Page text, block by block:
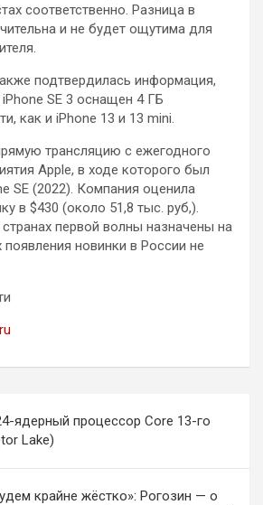
соответственно. Разница в
и не будет ощутима для
подтвердилась информация,
SE 3 оснащен 4 ГБ
как и iPhone 13 и 13 mini.
трансляцию с ежегодного
Apple, в ходе которого был
SE (2022). Компания оценила
в $430 (около 51,8 тыс. руб,).
первой волны назначены на
появления новинки в России не
ядерный процессор Core 13-го
Lake)
крайне жёстко»: Рогозин — о